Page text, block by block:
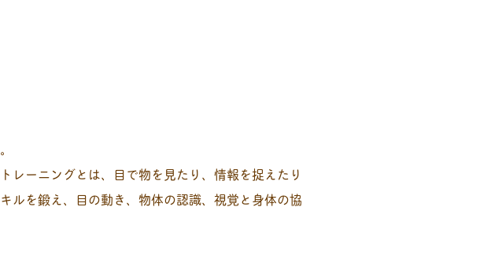
レーニングとは、目で物を見たり、情報を捉えたり
ルを鍛え、目の動き、物体の認識、視覚と身体の協